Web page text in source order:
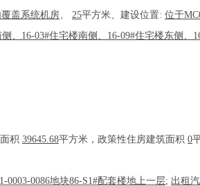
盖系统机房、 25平方米、建设位置: 位于
、16-03#住宅楼南侧、16-09#住宅楼东侧、
积 39645.68平方米，政策性住房建筑面积 0
0003-0086地块86-S1#配套楼地上一层; 出租